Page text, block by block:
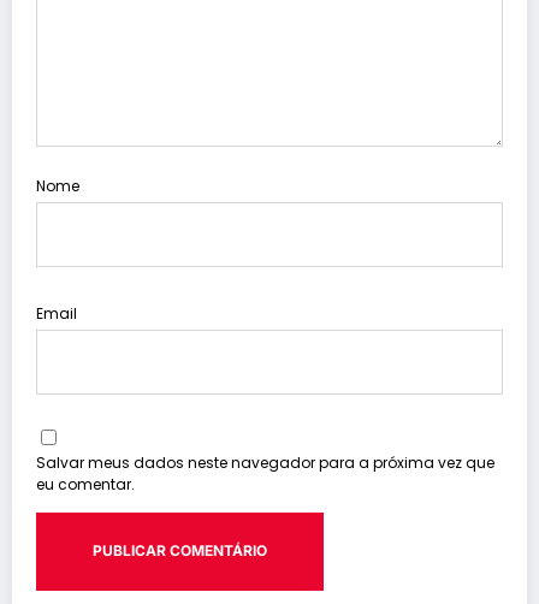
Nome
Email
Salvar meus dados neste navegador para a próxima vez que
eu comentar.